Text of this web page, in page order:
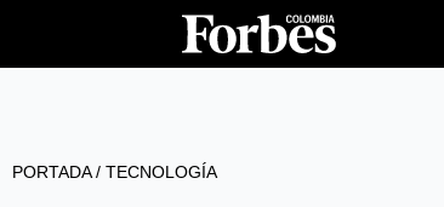
PORTADA/ TECNOLOGÍA